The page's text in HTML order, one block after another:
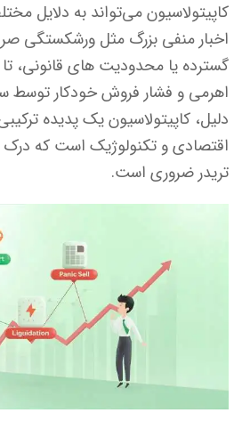
کاپیتولاسیون می‌تواند به دلایل
اخبار منفی بزرگ مثل ورشکستگی
گسترده یا محدودیت های قانونی،
اهرمی و فشار فروش خودکار توسط
دلیل، کاپیتولاسیون یک پدیده
اقتصادی و تکنولوژیک است که
تریدر ضروری است.